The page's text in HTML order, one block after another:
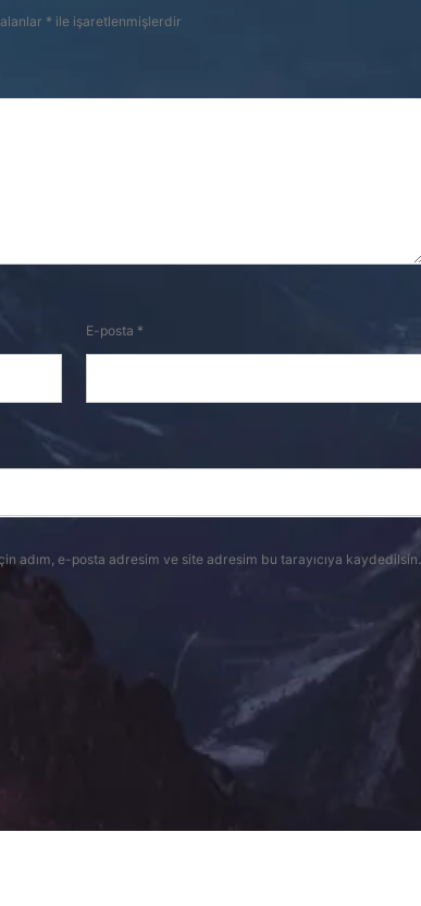
* ile işaretlenmişlerdir
E-posta *
adım, e-posta adresim ve site adresim bu tarayıcıya kaydedilsin.